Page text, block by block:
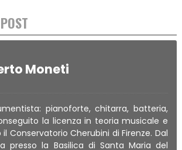
Moneti
pianoforte, chitarra, batteria,
la licenza in teoria musicale e
Conservatorio Cherubini di Firenze. Dal
presso la Basilica di Santa Maria del